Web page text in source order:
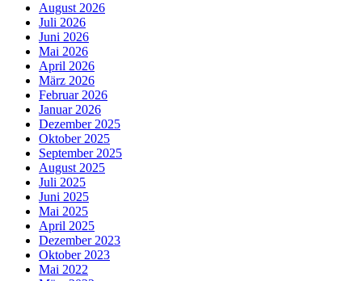
August 2026
Juli 2026
Juni 2026
Mai 2026
April 2026
März 2026
Februar 2026
Januar 2026
Dezember 2025
Oktober 2025
September 2025
August 2025
Juli 2025
Juni 2025
Mai 2025
April 2025
Dezember 2023
Oktober 2023
Mai 2022